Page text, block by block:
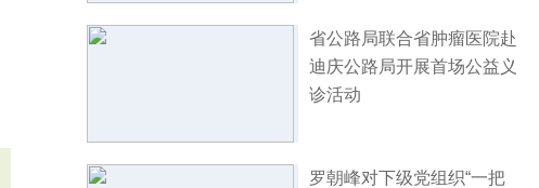
省公路局联合省肿瘤医院赴
迪庆公路局开展首场公益义
诊活动
罗朝峰对下级党组织“一把